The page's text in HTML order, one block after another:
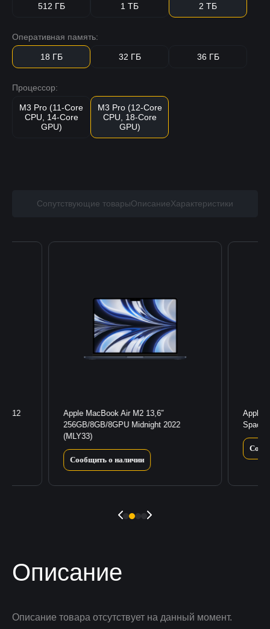
512 ГБ 1 ТБ 2 ТБ
Оперативная память:
18 ГБ 32 ГБ 36 ГБ
Процессор:
M3 Pro (11-Core
CPU, 14-Core
GPU)
M3 Pro (12-Core
CPU, 18-Core
GPU)
Сопутствующие товарыОписаниеХарактеристики
512
Apple MacBook Air M2 13,6″
256GB/8GB/8GPU Midnight 2022
(MLY33)
Сообщить о наличии
Apple
Space
Описание
Описание товара отсутствует на данный момент.